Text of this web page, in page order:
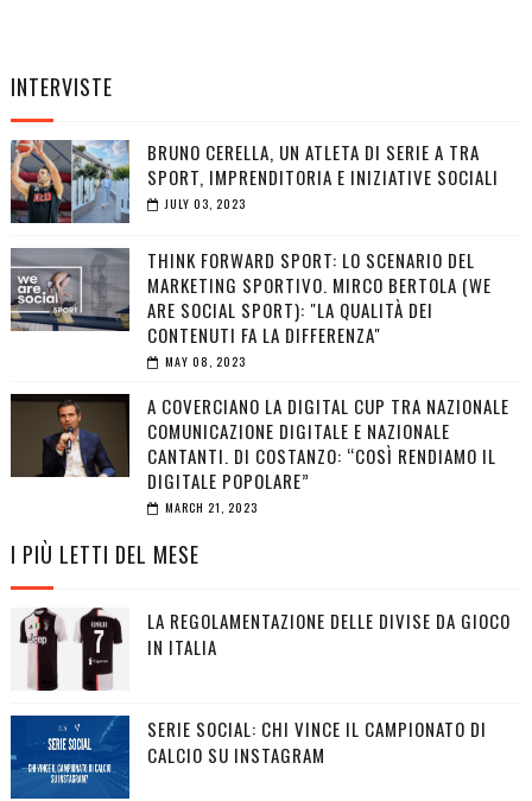
INTERVISTE
BRUNO CERELLA, UN ATLETA DI SERIE A TRA
SPORT, IMPRENDITORIA E INIZIATIVE SOCIALI
JULY 03, 2023
THINK FORWARD SPORT: LO SCENARIO DEL
MARKETING SPORTIVO. MIRCO BERTOLA (WE
ARE SOCIAL SPORT): "LA QUALITÀ DEI
CONTENUTI FA LA DIFFERENZA"
MAY 08, 2023
A COVERCIANO LA DIGITAL CUP TRA NAZIONALE
COMUNICAZIONE DIGITALE E NAZIONALE
CANTANTI. DI COSTANZO: “COSÌ RENDIAMO IL
DIGITALE POPOLARE”
MARCH 21, 2023
I PIÙ LETTI DEL MESE
LA REGOLAMENTAZIONE DELLE DIVISE DA GIOCO
IN ITALIA
SERIE SOCIAL: CHI VINCE IL CAMPIONATO DI
CALCIO SU INSTAGRAM